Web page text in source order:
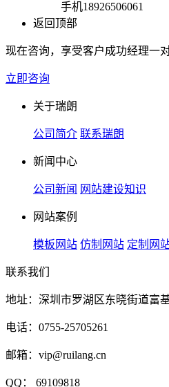
手机18926506061
返回顶部
现在咨询，享受客户成功经理一
立即咨询
关于瑞朗
公司简介 联系瑞朗
新闻中心
公司新闻 网站建设知识
网站案例
模板网站 仿制网站 定制网
联系我们
地址：深圳市罗湖区东晓街道富
电话：0755-25705261
邮箱：vip@ruilang.cn
QQ： 69109818